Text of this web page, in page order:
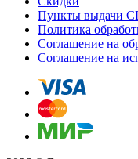
Пункты выдачи
Политика
Соглашение на
Соглашение на